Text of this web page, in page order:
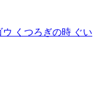
ウ くつろぎの時 ぐい